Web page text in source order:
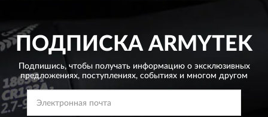
ПОДПИСКА ARMYTEK
Подпишись, чтобы получать информацию о эксклюзивных
предложениях, поступлениях, событиях и многом другом